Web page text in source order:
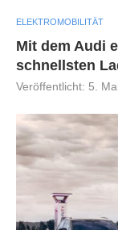
ELEKTROMOBILITÄT
Mit dem Audi
schnellsten
Veröffentlicht: 5.